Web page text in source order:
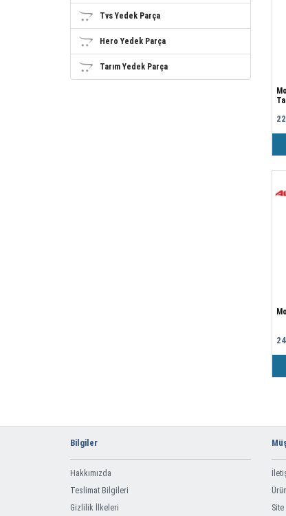
Tvs Yedek Parça
Hero Yedek Parça
Tarım Yedek Parça
Bilgiler
Hakkımızda
Teslimat Bilgileri
Gizlilik İlkeleri
Site